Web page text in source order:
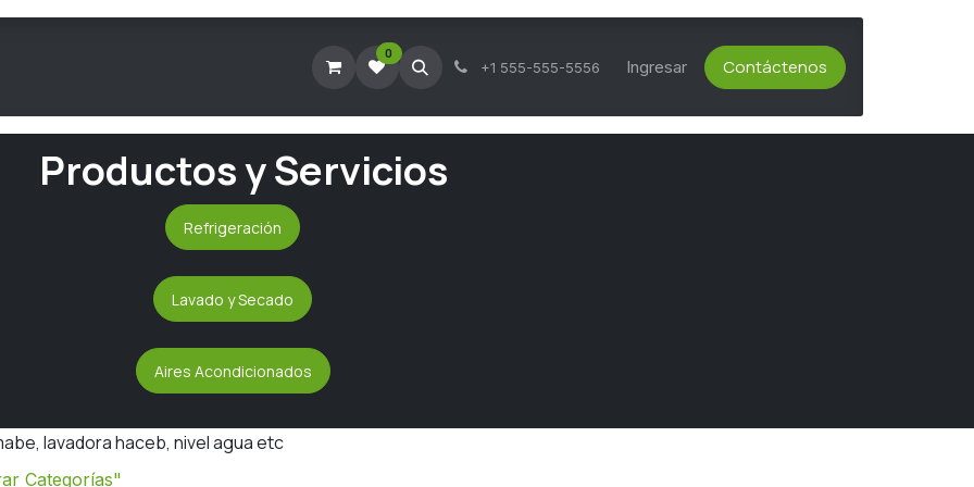
Agendar Visita Técnica Consultar Tickets Activos Asesoría Técnica Servicio al Cliente
0
+1 555-555-5556 Ingresar Contáctenos
Productos y Servicios
Refrigeración
Lavado y Secado
Aires Acondicionados
lavadora haceb, nivel agua etc
Categorías"